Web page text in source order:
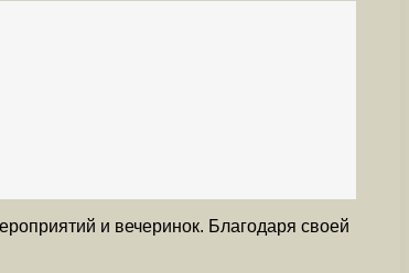
и вечеринок. Благодаря своей